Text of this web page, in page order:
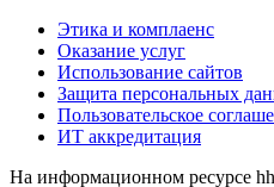
Этика и комплаенс
Оказание услуг
Использование сайтов
Защита персональных
Пользовательское
ИТ аккредитация
На информационном ресурсе